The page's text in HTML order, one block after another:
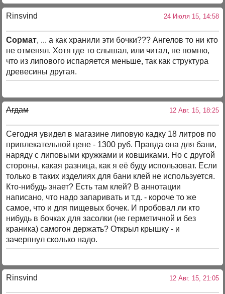
Rinsvind 24 Июля 15, 14:58
Сормат, ... а как хранили эти бочки??? Ангелов то ни кто
не отменял. Хотя где то слышал, или читал, не помню,
что из липового испаряется меньше, так как структура
древесины другая.
Агдам 12 Авг. 15, 18:25
Сегодня увидел в магазине липовую кадку 18 литров по
привлекательной цене - 1300 руб. Правда она для бани,
наряду с липовыми кружками и ковшиками. Но с другой
стороны, какая разница, как я её буду использоват. Если
только в таких изделиях для бани клей не используется.
Кто-нибудь знает? Есть там клей? В аннотации
написано, что надо запаривать и т.д. - короче то же
самое, что и для пищевых бочек. И пробовал ли кто
нибудь в бочках для засолки (не герметичной и без
краника) самогон держать? Открыл крышку - и
зачерпнул сколько надо.
Rinsvind 12 Авг. 15, 21:05